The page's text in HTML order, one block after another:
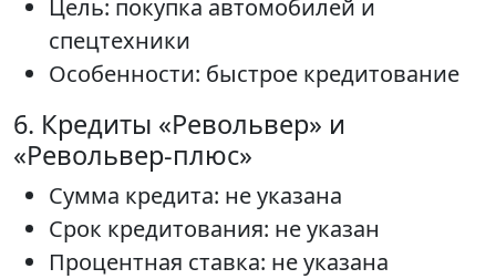
Цель: покупка автомобилей и
спецтехники
Особенности: быстрое кредитование
6. Кредиты «Револьвер» и
«Револьвер-плюс»
Сумма кредита: не указана
Срок кредитования: не указан
Процентная ставка: не указана